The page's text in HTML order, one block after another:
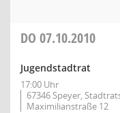
DO 07.10.2010
Jugendstadtrat
17:00 Uhr
67346 Speyer,
Maximilianstraße 12